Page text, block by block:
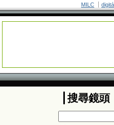
MILC
搜尋鏡頭